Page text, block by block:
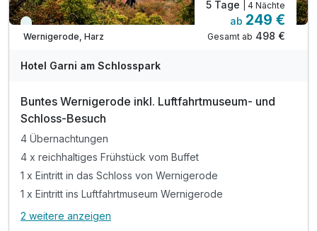
Viele Termine frei
Wernigerode, Harz
5 Tage | 4 Nächte
ab 249 €
Gesamt ab 498 €
Hotel Garni am Schlosspark
Buntes Wernigerode inkl. Luftfahrtmuseum- und
Schloss-Besuch
4 Übernachtungen
4 x reichhaltiges Frühstück vom Buffet
1 x Eintritt in das Schloss von Wernigerode
1 x Eintritt ins Luftfahrtmuseum Wernigerode
Alle Inklusivleistungen
2 weitere anzeigen